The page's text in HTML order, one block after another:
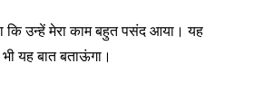
कि उन्हें मेरा काम बहुत पसंद आया। यह
यह बात बताऊंगा।